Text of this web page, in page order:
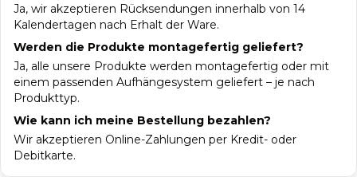
Ja, wir akzeptieren Rücksendungen innerhalb von 14
Kalendertagen nach Erhalt der Ware.
Werden die Produkte montagefertig geliefert?
Ja, alle unsere Produkte werden montagefertig oder mit
einem passenden Aufhängesystem geliefert – je nach
Produkttyp.
Wie kann ich meine Bestellung bezahlen?
Wir akzeptieren Online-Zahlungen per Kredit- oder
Debitkarte.